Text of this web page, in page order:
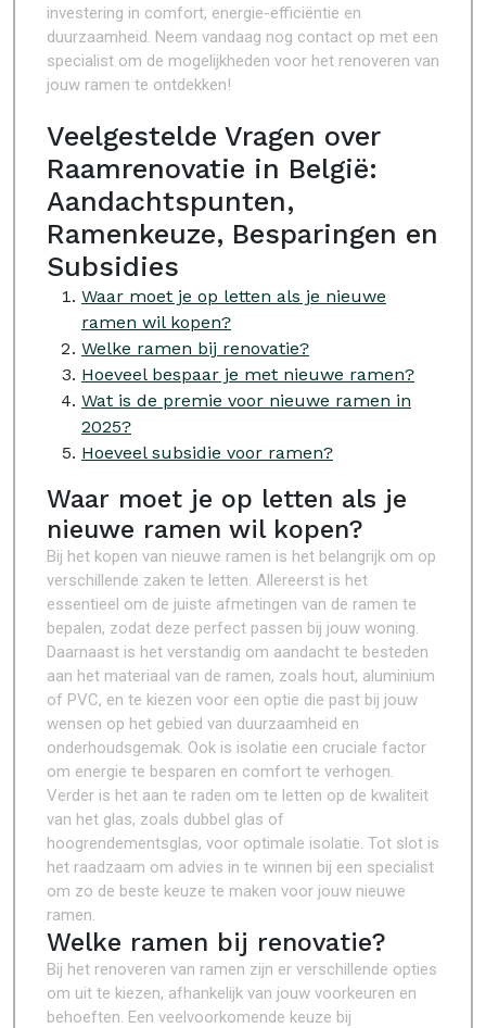
investering in comfort, energie-efficiëntie en
duurzaamheid. Neem vandaag nog contact op met een
specialist om de mogelijkheden voor het renoveren van
jouw ramen te ontdekken!
Veelgestelde Vragen over
Raamrenovatie in België:
Aandachtspunten,
Ramenkeuze, Besparingen en
Subsidies
Waar moet je op letten als je nieuwe
ramen wil kopen?
Welke ramen bij renovatie?
Hoeveel bespaar je met nieuwe ramen?
Wat is de premie voor nieuwe ramen in
2025?
Hoeveel subsidie voor ramen?
Waar moet je op letten als je
nieuwe ramen wil kopen?
Bij het kopen van nieuwe ramen is het belangrijk om op
verschillende zaken te letten. Allereerst is het
essentieel om de juiste afmetingen van de ramen te
bepalen, zodat deze perfect passen bij jouw woning.
Daarnaast is het verstandig om aandacht te besteden
aan het materiaal van de ramen, zoals hout, aluminium
of PVC, en te kiezen voor een optie die past bij jouw
wensen op het gebied van duurzaamheid en
onderhoudsgemak. Ook is isolatie een cruciale factor
om energie te besparen en comfort te verhogen.
Verder is het aan te raden om te letten op de kwaliteit
van het glas, zoals dubbel glas of
hoogrendementsglas, voor optimale isolatie. Tot slot is
het raadzaam om advies in te winnen bij een specialist
om zo de beste keuze te maken voor jouw nieuwe
ramen.
Welke ramen bij renovatie?
Bij het renoveren van ramen zijn er verschillende opties
om uit te kiezen, afhankelijk van jouw voorkeuren en
behoeften. Een veelvoorkomende keuze bij